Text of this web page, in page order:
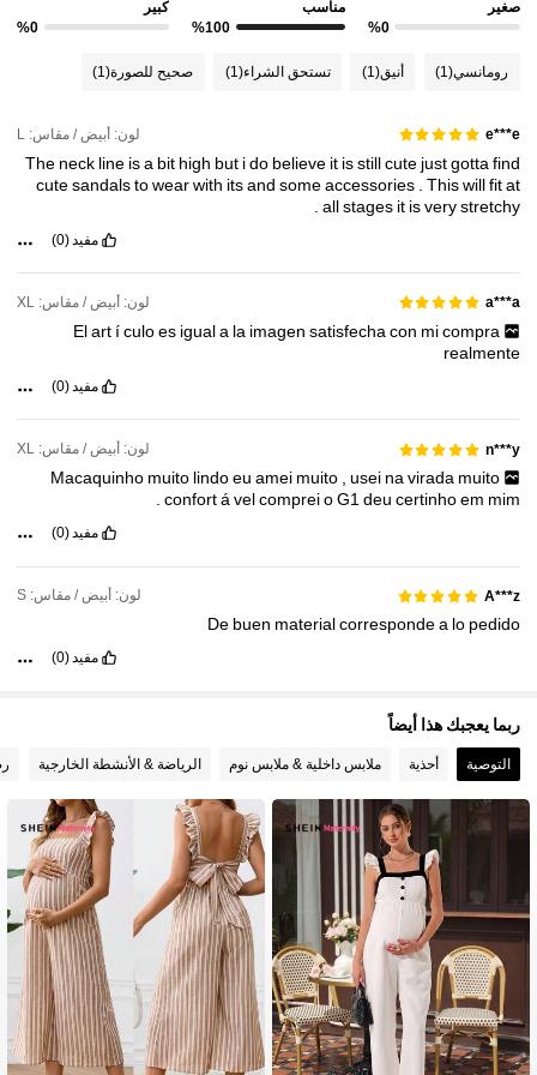
4.88 481K متابعون
4.88 481K متابعون
4.88
صغير
%0
مناسب
%100
كبير
%0
رومانسي(1) أنيق(1) تستحق الشراء(1) صحيح للصورة(1)
e***e لون: أبيض / مقاس: L
The neck line isa bit high but ido believe it isstillcute justgotta find
cutesandalstowearwith itsand someaccessories Thiswillfitat
allstages it isverystretchy
مفيد(0)
a***a لون: أبيض / مقاس: XL
Elart ículoes iguala la imagensatisfechacon micompra
realmente
مفيد(0)
n***y لون: أبيض / مقاس: XL
Macaquinho muito lindoeuamei muito ,usei navirada muito
confortá velcompreioG1 deu certinhoem mim
مفيد(0)
A***z لون: أبيض / مقاس: S
De buen materialcorrespondea lo pedido
مفيد(0)
ربما يعجبك هذا أيضاً
التوصية أحذية ملابس داخلية & ملابس نوم الرياضة & الأنشطة الخارجية